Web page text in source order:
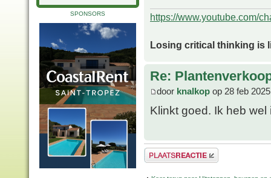
SPONSORS https://www.youtube.com/
Losing critical thinking is
Re:
door knalkop op 28 feb
Klinkt goed. Ik heb
Plaats een reactie